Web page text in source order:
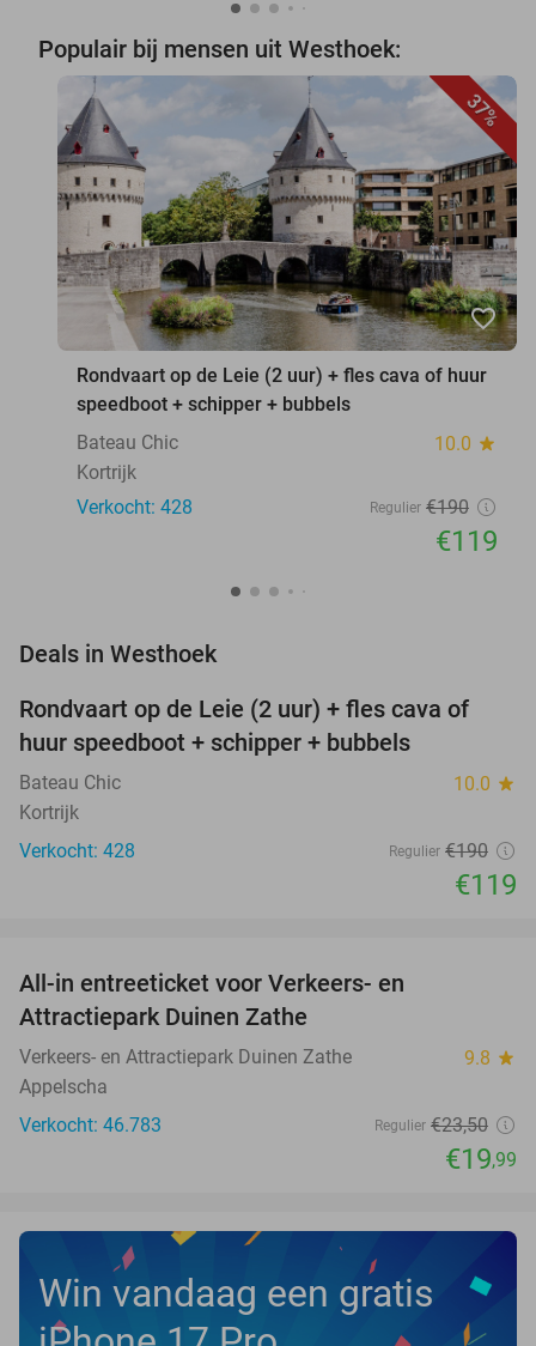
Populair bij mensen uit Westhoek:
37%
favorite_border
Rondvaart op de Leie (2 uur) + fles cava of huur
speedboot + schipper + bubbels
Bateau Chic
10.0 star
Kortrijk
Verkocht: 428
Regulier €190
€119
Deals in Westhoek
37%
Rondvaart op de Leie (2 uur) + fles cava of
huur speedboot + schipper + bubbels
Bateau Chic 10.0 star
Kortrijk
Verkocht: 428
Regulier €190
€119
All-in entreeticket voor Verkeers- en
Attractiepark Duinen Zathe
Verkeers- en Attractiepark Duinen Zathe 9.8 star
Appelscha
Verkocht: 46.783
Regulier €23,50
€19,99
Win vandaag een gratis